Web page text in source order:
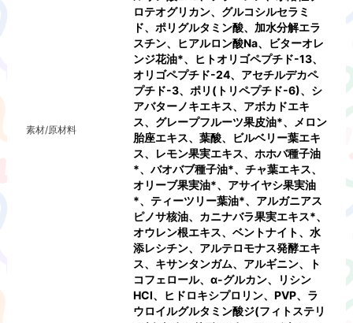
素材/原材料
ロテオグリカン、グルコシルセラミ
ド、ポリグルタミン酸、加水分解エラ
スチン、ヒアルロン酸Na、ビターオレ
ンジ花油*、ヒトオリゴペプチド-13、
オリゴペプチド-24、アセチルデカペ
プチド-3、ポリ(トリペプチド-6)、シ
アバターノキエキス、アボカドエキ
ス、グレープフルーツ果皮油*、メロン
胎座エキス、葉酸、ビルベリー葉エキ
ス、レモン果実エキス、ホホバ種子油
*、バオバブ種子油*、チャ葉エキス、
オリーブ果実油*、アサイヤシ果実油
*、ティーツリー葉油*、アルガニアス
ピノサ核油、カニナバラ果実エキス*、
オウレン根エキス、ベントナイト、水
添レシチン、アルテロモナス発酵エキ
ス、キサンタンガム、アルギニン、ト
コフェロール、α-グルカン、リシン
HCl、ヒドロキシプロリン、PVP、ラ
ウロイルグルタミン酸ジ(フィトステリ